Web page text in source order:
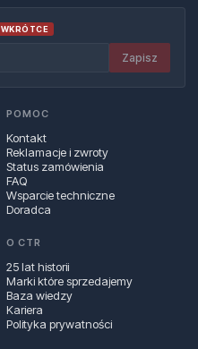
WKRÓTCE
Zapisz
POMOC
Kontakt
Reklamacje i zwroty
Status zamówienia
FAQ
Wsparcie techniczne
Doradca
O CTR
25 lat historii
Marki które sprzedajemy
Baza wiedzy
Kariera
Polityka prywatności